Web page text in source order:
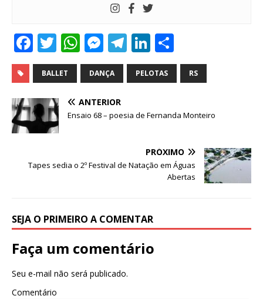
F
a
c
e
b
o
k
T
w
it
te
r
W
h
at
s
A
p
M
e
ss
e
n
e
r
T
el
e
ra
Li
n
k
dI
h
ar
BALLET DANÇA PELOTAS RS
ANTERIOR
Ensaio 68 – poesia de Fernanda Monteiro
PRÓXIMO
Tapes sedia o 2º Festival de Natação em Águas
Abertas
SEJA O PRIMEIRO A COMENTAR
Faça um comentário
Seu e-mail não será publicado.
Comentário